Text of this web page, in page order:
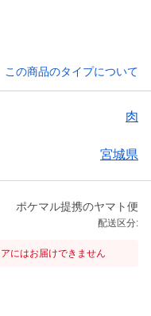
この商品のタイプについて
肉
宮城県
ポケマル提携のヤマト便
配送区分:
にはお届けできません